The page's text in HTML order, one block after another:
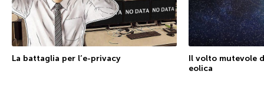
La battaglia per l’e-privacy
Il volto mutevole
eolica